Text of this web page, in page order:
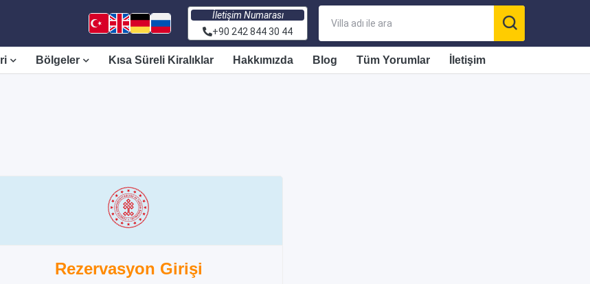
İletişim Numarası
+90 242 844 30 44
Bölgeler Kısa Süreli Kiralıklar Hakkımızda Blog Tüm Yorumlar İletişim
Rezervasyon Girişi